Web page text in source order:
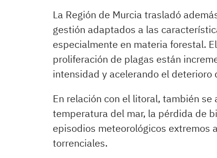
La Región de Murcia trasladó
gestión adaptados a las
especialmente en materia forestal.
proliferación de plagas están
intensidad y acelerando el
En relación con el litoral, también
temperatura del mar, la pérdida de
episodios meteorológicos extremos
torrenciales.